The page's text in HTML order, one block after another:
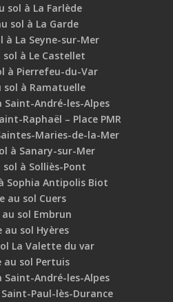
sol à La Farlède
sol à La Garde
à La Seyne-sur-Mer
à Le Castellet
à Pierrefeu-du-Var
sol à Ramatuelle
Saint-André-les-Alpes
Raphaël – Place PMR
Maries-de-la-Mer
à Sanary-sur-Mer
à Solliès-Pont
Sophia Antipolis Biot
au sol Cuers
sol Embrun
au sol Hyères
La Valette du var
au sol Pertuis
Saint-André-les-Alpes
Paul-lès-Durance